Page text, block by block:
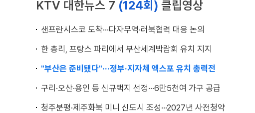
KTV 대한뉴스 7 (124회) 클립영상
샌프란시스코 도착···다자무역·러북협력 대응 논의
한 총리, 프랑스 파리에서 부산세계박람회 유치 지지
"부산은 준비됐다"···정부·지자체 엑스포 유치 총력전
구리·오산·용인 등 신규택지 선정···6만5천여 가구 공급
청주분평·제주화북 미니 신도시 조성···2027년 사전청약